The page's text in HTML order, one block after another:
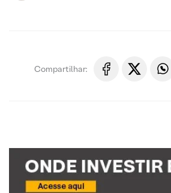
Compartilhar: